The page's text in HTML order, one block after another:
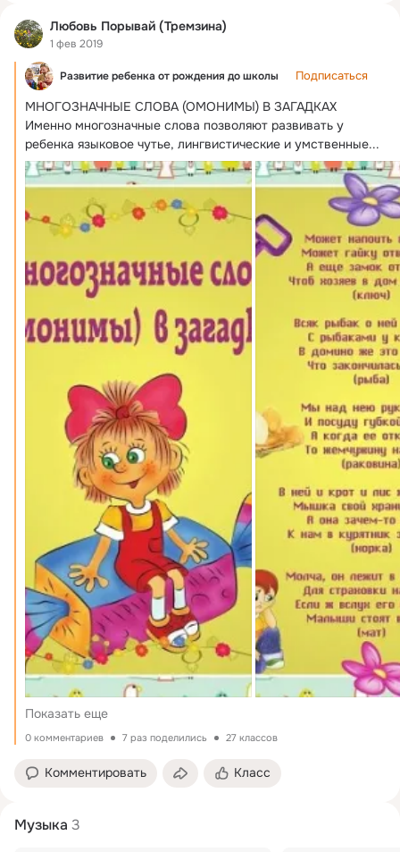
Любовь Порывай (Тремзина)
1 фев 2019
Развитие ребенка от рождения до школы Подписаться
МНОГОЗНАЧНЫЕ СЛОВА (ОМОНИМЫ) В ЗАГАДКАХ
Именно многозначные слова позволяют развивать у
ребенка языковое чутье, лингвистические и умственные...
Показать еще
0 комментариев 7 раз поделились 27 классов
Комментировать Класс
Музыка 3